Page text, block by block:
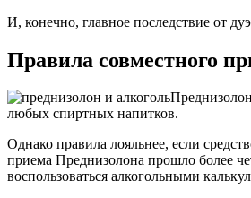
И, конечно, главное последствие от
Правила совместного
любых спиртных напитков.
Однако правила лояльнее, если
приема Преднизолона прошло более
воспользоваться алкогольными